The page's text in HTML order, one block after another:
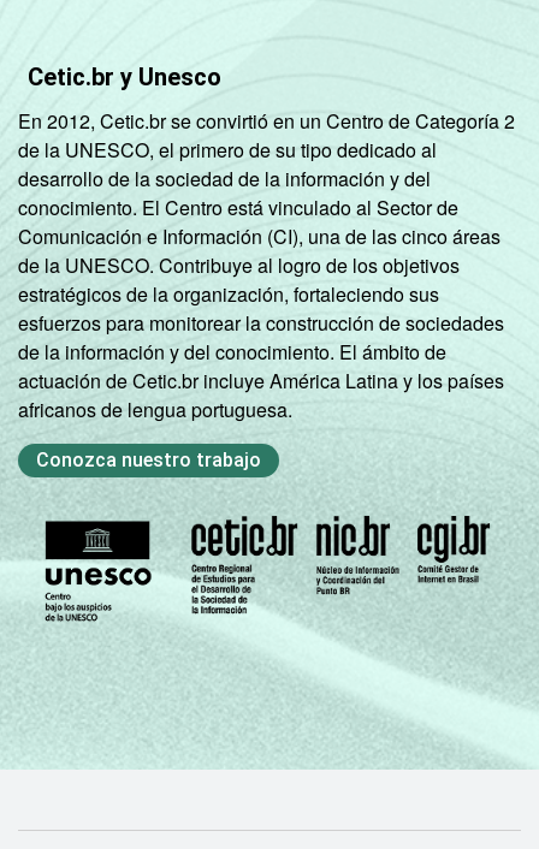
Cetic.br y Unesco
En 2012, Cetic.br se convirtió en un Centro de Categoría 2
de la UNESCO, el primero de su tipo dedicado al
desarrollo de la sociedad de la información y del
conocimiento. El Centro está vinculado al Sector de
Comunicación e Información (CI), una de las cinco áreas
de la UNESCO. Contribuye al logro de los objetivos
estratégicos de la organización, fortaleciendo sus
esfuerzos para monitorear la construcción de sociedades
de la información y del conocimiento. El ámbito de
actuación de Cetic.br incluye América Latina y los países
africanos de lengua portuguesa.
Conozca nuestro trabajo